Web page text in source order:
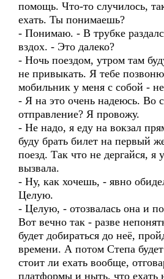
помощь. Что-то случилось,
ехать. Ты понимаешь?
- Понимаю. - В трубке
вздох. - Это далеко?
- Ночь поездом, утром там
не привыкать. Я тебе
мобильник у меня с собой -
- Я на это очень надеюсь. Во
отправление? Я провожу.
- Не надо, я еду на вокзал
буду брать билет на первый
поезд. Так что не дергайся, я
вызвала.
- Ну, как хочешь, - явно
Целую.
- Целую, - отозвалась она и
Вот вечно так - разве
будет добираться до неё,
времени. А потом Степа будет
стоит ли ехать вообще,
платформы и ныть, что ехать